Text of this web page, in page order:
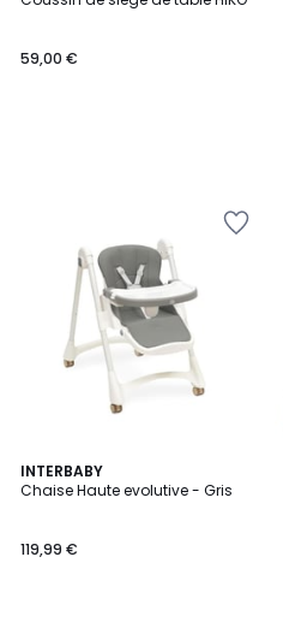
59,00 €
INTERBABY
Chaise Haute evolutive - Gris
119,99 €